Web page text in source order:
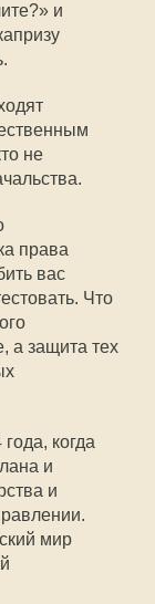
и
не
права
вас
Что
а защита тех
когда
и
и
мир